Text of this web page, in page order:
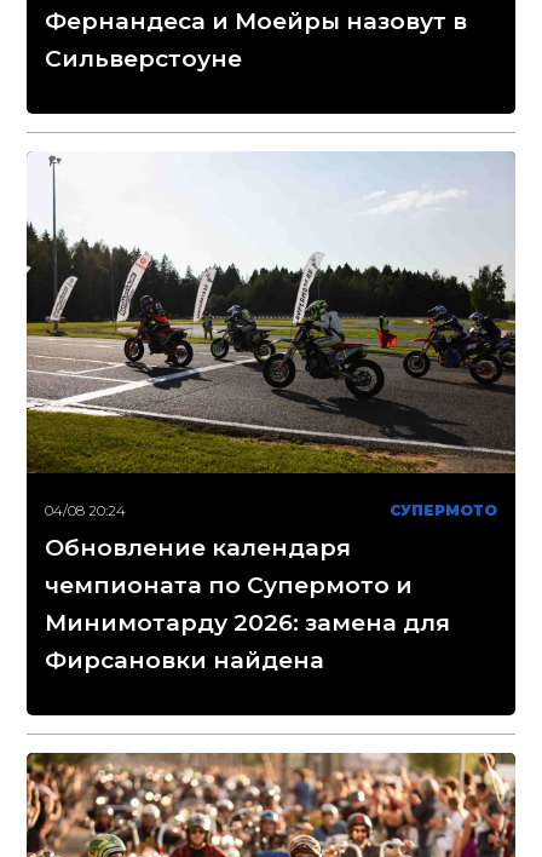
Фернандеса и Моейры назовут в
Сильверстоуне
04/08 20:24 СУПЕРМОТО
Обновление календаря
чемпионата по Супермото и
Минимотарду 2026: замена для
Фирсановки найдена